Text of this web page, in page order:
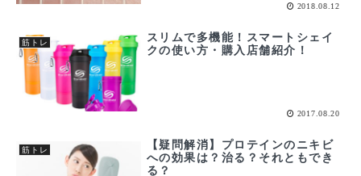
2018.08.12
筋トレ
スリムで多機能！スマートシェイ
クの使い方・購入店舗紹介！
2017.08.20
筋トレ
【疑問解消】プロテインのニキビ
への効果は？治る？それともでき
る？